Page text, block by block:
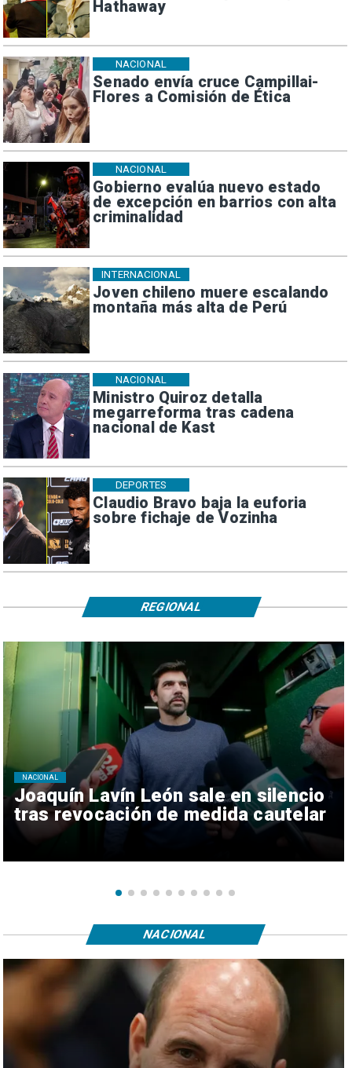
Hathaway
Senado envía cruce Campillai-
Flores a Comisión de Ética
NACIONAL
Gobierno evalúa nuevo estado
de excepción en barrios con alta
criminalidad
NACIONAL
Joven chileno muere escalando
montaña más alta de Perú
INTERNACIONAL
Ministro Quiroz detalla
megarreforma tras cadena
nacional de Kast
NACIONAL
Claudio Bravo baja la euforia
sobre fichaje de Vozinha
DEPORTES
Joaquín Lavín León sale en silencio
tras revocación de medida cautelar
NACIONAL
REGIONAL
NACIONAL